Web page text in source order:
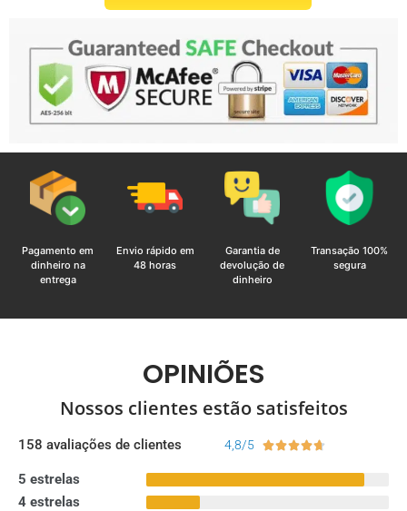
Pagamento em
dinheiro na
entrega
Envio rápido em
48 horas
Garantia de
devolução de
dinheiro
Transação 100%
segura
OPINIÕES
Nossos clientes estão satisfeitos
158 avaliações de clientes 4,8/5 
5 estrelas
4 estrelas